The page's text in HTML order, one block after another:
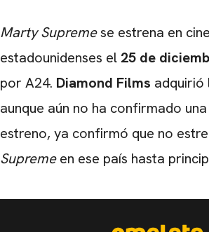
Marty Supremese estrena en
estadounidenses el 25 de
por A24. Diamond Films adquirió
aunque aún no ha confirmado
estreno, ya confirmó que no
Supremeen ese país hasta